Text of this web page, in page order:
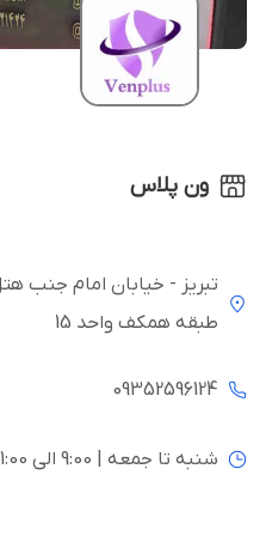
ون پلاس
تبریز - خیابان امام جنب
طبقه همکف واحد 15
09352596124
شنبه تا جمعه | 9:00 الی 21:00